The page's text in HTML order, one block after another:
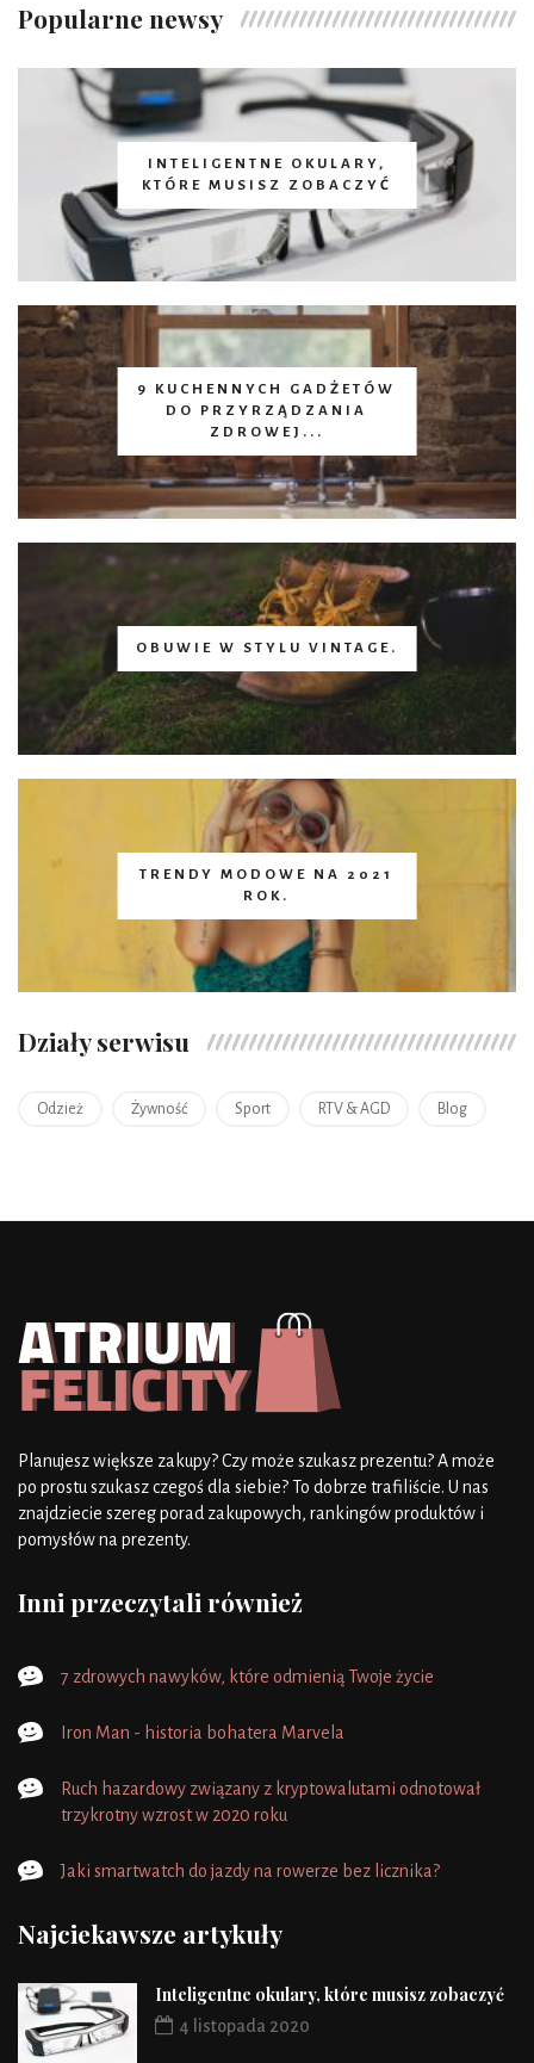
Popularne newsy
INTELIGENTNE OKULARY,
KTÓRE MUSISZ ZOBACZYĆ
9 KUCHENNYCH GADŻETÓW
DO PRZYRZĄDZANIA
ZDROWEJ...
OBUWIE W STYLU VINTAGE.
TRENDY MODOWE NA 2021
ROK.
Działy serwisu
Odzież Żywność Sport RTV & AGD Blog
Planujesz większe zakupy? Czy może szukasz prezentu? A może
po prostu szukasz czegoś dla siebie? To dobrze trafiliście. U nas
znajdziecie szereg porad zakupowych, rankingów produktów i
pomysłów na prezenty.
Inni przeczytali również
7 zdrowych nawyków, które odmienią Twoje życie
Iron Man - historia bohatera Marvela
Ruch hazardowy związany z kryptowalutami odnotował
trzykrotny wzrost w 2020 roku
Jaki smartwatch do jazdy na rowerze bez licznika?
Najciekawsze artykuły
Inteligentne okulary, które musisz zobaczyć
4 listopada 2020